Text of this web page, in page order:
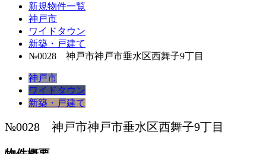
新規物件一覧
神戸市
ワイドタウン
新築・戸建て
№0028 神戸市神戸市垂水区西舞子9丁目
神戸市
ワイドタウン
新築・戸建て
№0028 神戸市神戸市垂水区西舞子9丁目